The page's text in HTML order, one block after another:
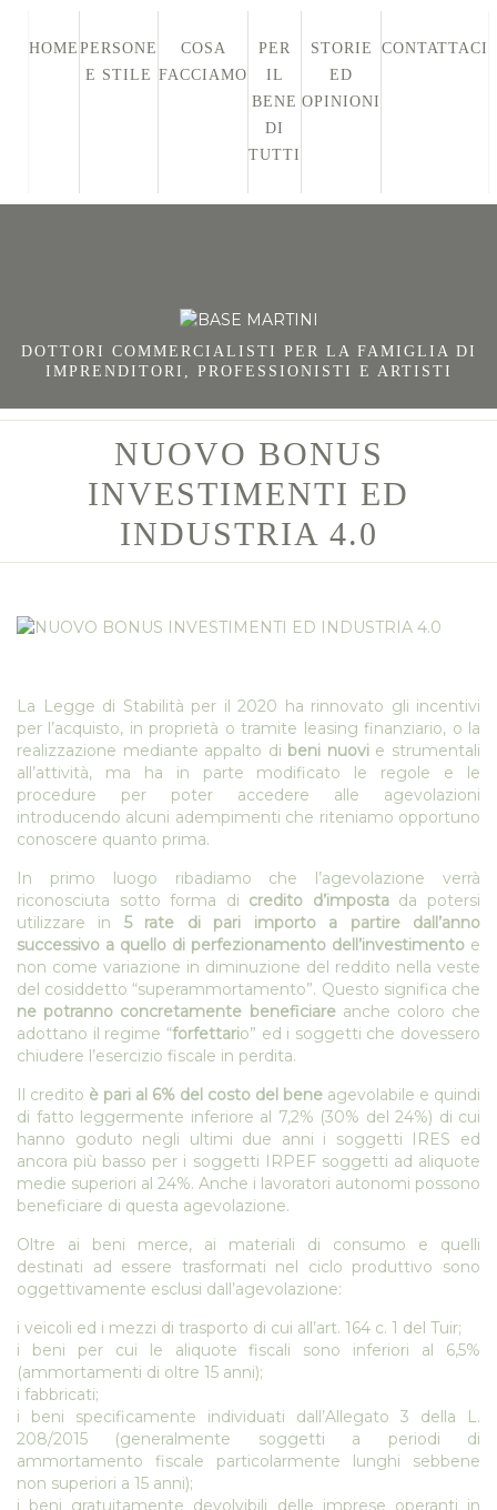
HOME PERSONE
E STILE
COSA
FACCIAMO
PER
IL
BENE
DI
TUTTI
STORIE
ED
OPINIONI
CONTATTACI
DOTTORI COMMERCIALISTI PER LA FAMIGLIA DI
IMPRENDITORI, PROFESSIONISTI E ARTISTI
NUOVO BONUS
INVESTIMENTI ED
INDUSTRIA 4.0
La Legge di Stabilità per il 2020 ha rinnovato gli incentivi
per l’acquisto, in proprietà o tramite leasing finanziario, o la
realizzazione mediante appalto di beni nuovie strumentali
all’attività, ma ha in parte modificato le regole e le
procedure per poter accedere alle agevolazioni
introducendo alcuni adempimenti che riteniamo opportuno
conoscere quanto prima.
In primo luogo ribadiamo che l’agevolazione verrà
riconosciuta sotto forma di credito d’impostada potersi
utilizzare in 5 rate di pari importo a partire dall’anno
successivo a quello di perfezionamento dell’investimento e
non come variazione in diminuzione del reddito nella veste
del cosiddetto “superammortamento”. Questo significa che
ne potranno concretamente beneficiareanche coloro che
adottano il regime “forfettario” ed i soggetti che dovessero
chiudere l’esercizio fiscale in perdita.
Il credito è pari al 6% del costo del bene agevolabile e quindi
di fatto leggermente inferiore al 7,2% (30% del 24%) di cui
hanno goduto negli ultimi due anni i soggetti IRES ed
ancora più basso per i soggetti IRPEF soggetti ad aliquote
medie superiori al 24%. Anche i lavoratori autonomi possono
beneficiare di questa agevolazione.
Oltre ai beni merce, ai materiali di consumo e quelli
destinati ad essere trasformati nel ciclo produttivo sono
oggettivamente esclusi dall’agevolazione:
i veicoli ed i mezzi di trasporto di cui all’art. 164 c. 1 del Tuir;
i beni per cui le aliquote fiscali sono inferiori al 6,5%
(ammortamenti di oltre 15 anni);
i fabbricati;
i beni specificamente individuati dall’Allegato 3 della L.
208/2015 (generalmente soggetti a periodi di
ammortamento fiscale particolarmente lunghi sebbene
non superiori a 15 anni);
i beni gratuitamente devolvibili delle imprese operanti in